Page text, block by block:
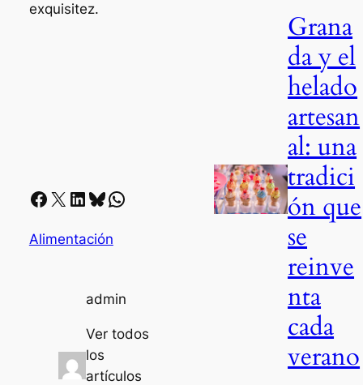
exquisitez.
Facebook X LinkedIn Bluesky Whatsapp
Alimentación
admin
Ver todos
los
artículos
Grana
da y el
helado
artesan
al: una
tradici
ón que
se
reinve
nta
cada
verano